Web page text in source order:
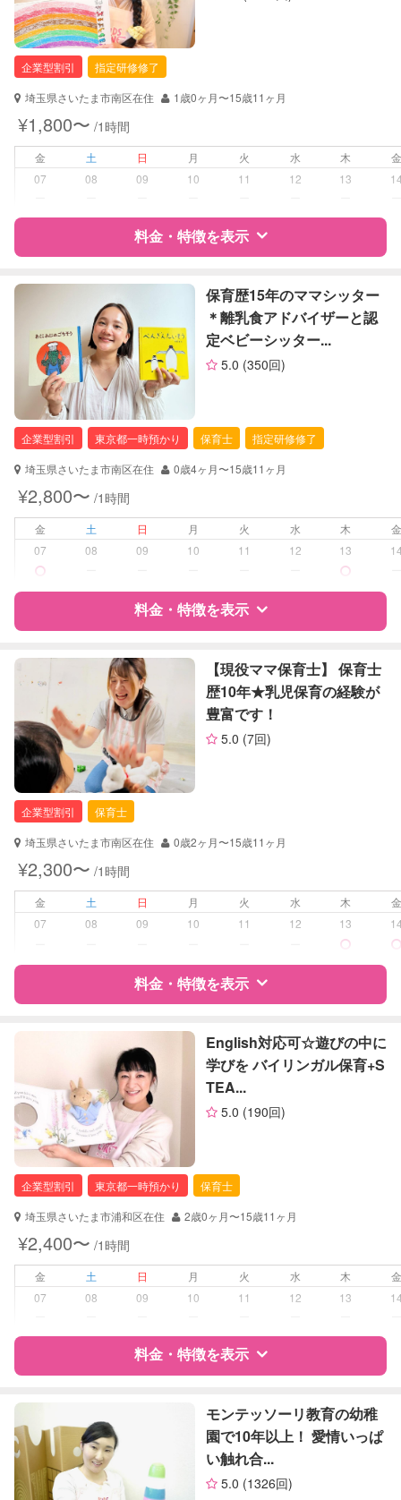
お子様の撮影
（定期特典）
対応不可
資格
自治体届出済ベビーシッター
保育士
幼稚園教諭
対応可能/特徴
送迎サポート
病児対応 病児、病後児、ともに不可
障がい児対応 対応可否は個別に相談
レッスン なし
お子様の撮影
（定期特典）
対応可能
企業型割引
指定研修修了
埼玉県さいたま市南区在住
1歳0ヶ月〜15歳11ヶ月
¥1,800〜 /1時間
金 土 日 月 火 水 木
07
08 09 10 11 12 13
料金・特徴を表示
特徴 料金 レビュー
サポートの特徴
資格
企業型割引対象(旧内閣府補助対象)
対応可能/特徴
送迎サポート
子育て経験
病児対応
障がい児対応 対応可否は個別に相談
レッスン なし
定期予約 可能
お子様の撮影
対応不可
保育歴15年のママシッター
＊離乳食アドバイザーと認
定ベビーシッター...
5.0 (350回)
企業型割引 東京都一時預かり 保育士
指定研修修了
埼玉県さいたま市南区在住
0歳4ヶ月〜15歳11ヶ月
¥2,800〜 /1時間
金 土 日 月 火 水 木
07
08 09 10 11 12 13
料金・特徴を表示
特徴 料金 レビュー
サポートの特徴
資格
企業型割引対象(旧内閣府補助対象)
自治体届出済ベビーシッター
保育士
全国保育サービス協会(ACSA)認定ベ
対応可能/特徴
送迎サポート
子育て経験
障がい児対応 対応可否は個別に相談
定期予約
お子様の撮影
（定期特典）
対応可能
【現役ママ保育士】 保育士
歴10年★乳児保育の経験が
豊富です！
5.0 (7回)
企業型割引
保育士
埼玉県さいたま市南区在住
0歳2ヶ月〜15歳11ヶ月
¥2,300〜 /1時間
金 土 日 月 火 水 木
07
08 09 10 11 12 13
料金・特徴を表示
料金 レビュー
サポートの特徴
資格
企業型割引対象(旧内閣府補助対象)
保育士
幼稚園教諭
夜間対応
お泊まり保育
病児、病後児、ともに不可
レッスン
定期予約 可能
English対応可☆遊びの中に
学びを バイリンガル保育+S
TEA...
5.0 (190回)
企業型割引 東京都一時預かり
保育士
埼玉県さいたま市浦和区在住
2歳0ヶ月〜15歳11ヶ月
¥2,400〜 /1時間
金 土 日 月 火 水 木
07
08 09 10 11 12 13
料金・特徴を表示
特徴
サポートの特徴
モンテッソーリ教育の幼稚
園で10年以上！ 愛情いっぱ
い触れ合...
5.0 (1326回)